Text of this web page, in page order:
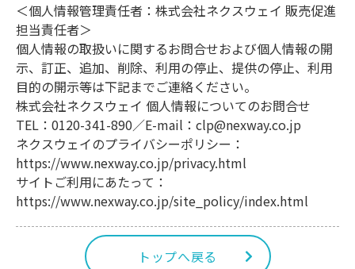
＜個人情報管理責任者：株式会社ネクスウェイ 販売促進
担当責任者＞
個人情報の取扱いに関するお問合せおよび個人情報の開
示、訂正、追加、削除、利用の停止、提供の停止、利用
目的の開示等は下記までご連絡ください。
株式会社ネクスウェイ 個人情報についてのお問合せ
TEL：0120-341-890／E-mail：clp@nexway.co.jp
ネクスウェイのプライバシーポリシー：
https://www.nexway.co.jp/privacy.html
サイトご利用にあたって：
https://www.nexway.co.jp/site_policy/index.html
トップへ戻る